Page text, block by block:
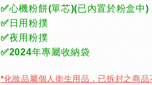
✅心機粉餅(單芯)(已內置於粉盒中)
✅日用粉撲
✅夜用粉撲
✅2024年專屬收納袋
*化妝品屬個人衛生用品，已拆封之商